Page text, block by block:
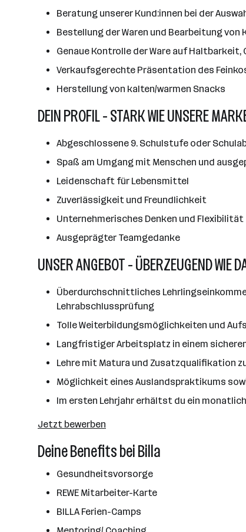
Beratung unserer Kund:innen bei der
Bestellung der Waren und Bearbeitung von
Genaue Kontrolle der Ware auf Haltbarkeit,
Verkaufsgerechte Präsentation des
Herstellung von kalten/warmen Snacks
DEIN PROFIL - STARK WIE UNSERE
Abgeschlossene 9. Schulstufe oder
Spaß am Umgang mit Menschen und
Leidenschaft für Lebensmittel
Zuverlässigkeit und Freundlichkeit
Unternehmerisches Denken und Flexibilität
Ausgeprägter Teamgedanke
UNSER ANGEBOT - ÜBERZEUGEND WIE
Überdurchschnittliches
Lehrabschlussprüfung
Tolle Weiterbildungsmöglichkeiten und
Langfristiger Arbeitsplatz in einem
Lehre mit Matura und Zusatzqualifikation
Möglichkeit eines Auslandspraktikums
Im ersten Lehrjahr erhältst du ein
Jetzt bewerben
Deine Benefits bei Billa
Gesundheitsvorsorge
REWE Mitarbeiter-Karte
BILLA Ferien-Camps